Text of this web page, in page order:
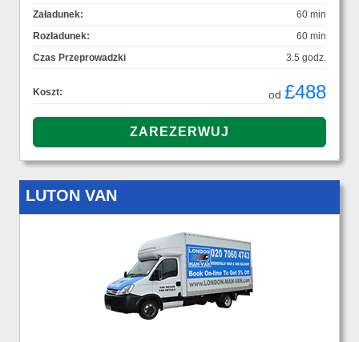
Załadunek:
60 min
Rozładunek:
60 min
Czas Przeprowadzki
3.5 godz.
Koszt: od £488
LUTON VAN